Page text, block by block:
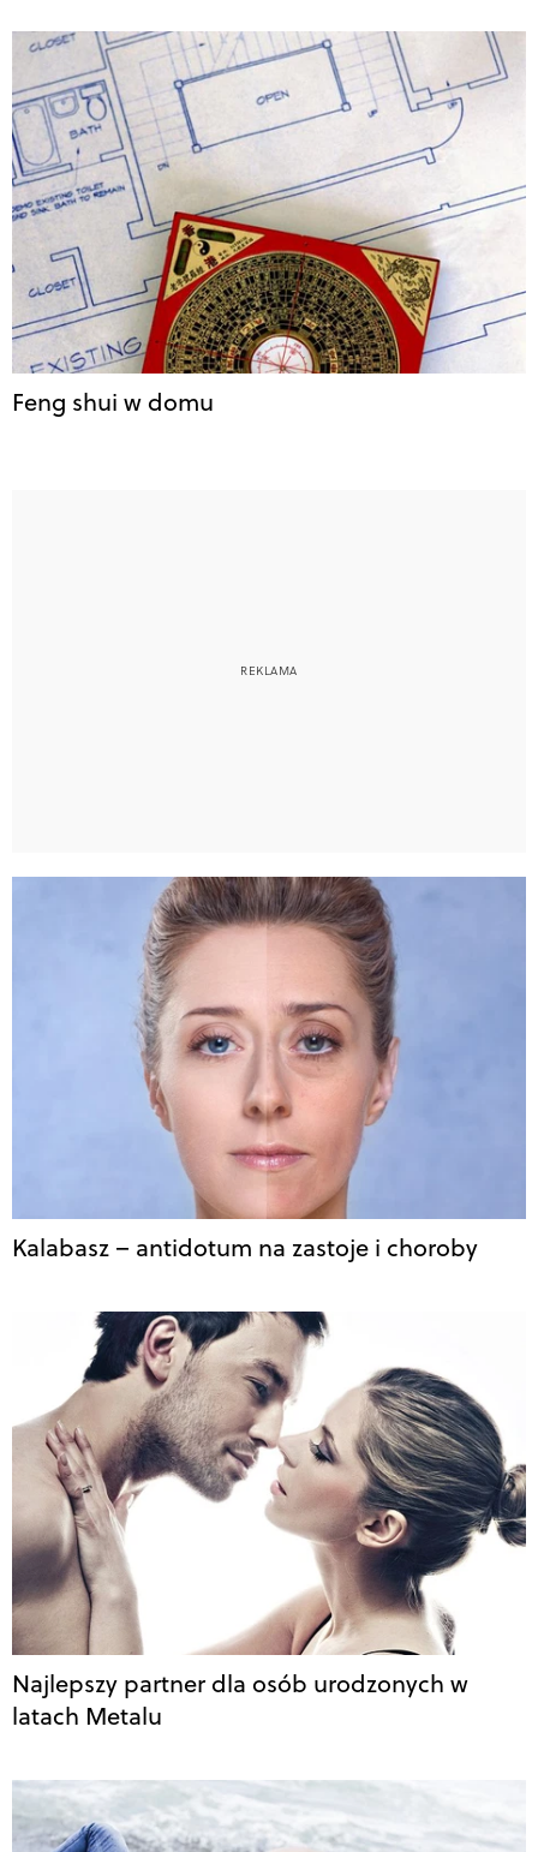
Feng shui w domu
Kalabasz – antidotum na zastoje i choroby
Najlepszy partner dla osób urodzonych w
latach Metalu